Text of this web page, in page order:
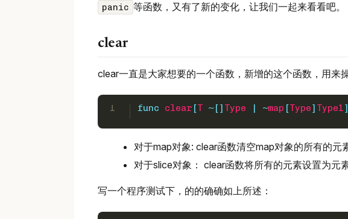
panic 等函数，又有了新的变化，让我们一起来看看吧。
clear
clear一直是大家想要的一个函数，新增的这个函数，用来
1 func clear [T ~[] Type | ~map [Type] Type1]
对于map对象: clear函数清空map对象的所有的元
对于slice对象： clear函数将所有的元素设置为元
写一个程序测试下，的的确确如上所述：